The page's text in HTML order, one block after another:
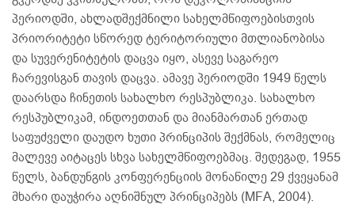
პერიოდში, ახლადშექმნილი სახელმწიფოებისთვის
პრიორიტეტი სწორედ ტერიტორიული მთლიანობისა
და სუვერენიტეტის დაცვა იყო, ასევე საგარეო
ჩარევისგან თავის დაცვა. ამავე პერიოდში 1949 წელს
დაარსდა ჩინეთის სახალხო რესპუბლიკა. სახალხო
რესპუბლიკამ, ინდოეთთან და მიანმართან ერთად
საფუძველი დაუდო ხუთი პრინციპის შექმნას, რომელიც
მალევე აიტაცეს სხვა სახელმწიფოებმაც. შედეგად, 1955
წელს, ბანდუნგის კონფერენციის მონაწილე 29 ქვეყანამ
მხარი დაუჭირა აღნიშნულ პრინციპებს (MFA, 2004).